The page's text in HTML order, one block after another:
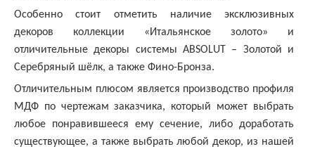
Особенно стоит отметить наличие эксклюзивных
декоров коллекции «Итальянское золото» и
отличительные декоры системы ABSOLUT – Золотой и
Серебряный шёлк, а также Фино-Бронза.
Отличительным плюсом является производство профиля
МДФ по чертежам заказчика, который может выбрать
любое понравившееся ему сечение, либо доработать
существующее, а также выбрать любой декор, из нашей